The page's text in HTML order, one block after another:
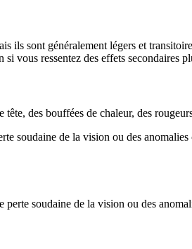
ils sont généralement légers et
vous ressentez des effets secondaires
des bouffées de chaleur, des
soudaine de la vision ou des
soudaine de la vision ou des